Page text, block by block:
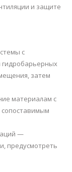
и защите
с
гидробарьерных
затем
материалам с
—
предусмотреть